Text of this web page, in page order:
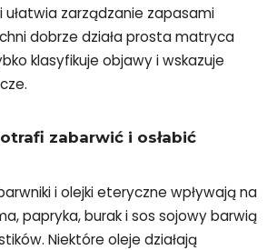
zarządzanie zapasami
dobrze działa prosta matryca
klasyfikuje objawy i wskazuje
zabarwić i osłabić
i olejki eteryczne wpływają na
papryka, burak i sos sojowy barwią
Niektóre oleje działają